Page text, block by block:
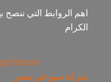
اهم الروابط التي ننصح
الكرام
Borjomi
شركة سيو في مصر